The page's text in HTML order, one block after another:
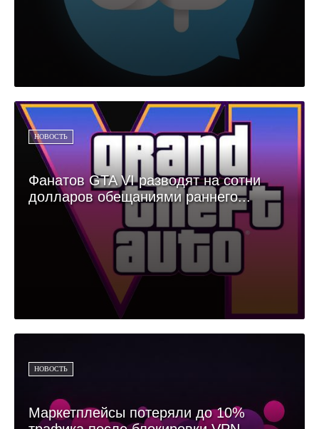
НОВОСТЬ
Фанатов GTA VI разводят на сотни
долларов обещаниями раннего...
НОВОСТЬ
Маркетплейсы потеряли до 10%